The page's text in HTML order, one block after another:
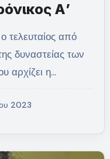
Α’
δυναστείας των
αρχίζει η…
2023